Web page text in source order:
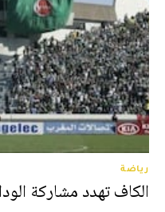
رياضة
الكاف تهدد مشاركة